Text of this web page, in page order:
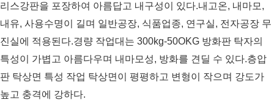
리스강판을 포장하여 아름답고 내구성이 있다.내고온, 내마모,
내유, 사용수명이 길며 일반공장, 식품업종, 연구실, 전자공장 무
진실에 적용된다.경량 작업대는 300kg-50OKG 방화판 탁자의
특성이 가볍고 아름다우며 내마모성, 방화를 견딜 수 있다.층압
판 탁상면 특성 작업 탁상면이 평평하고 변형이 작으며 강도가
높고 충격에 강하다.